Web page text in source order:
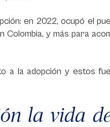
en 2022, ocupó el
y más para
a la adopción y estos
la vida